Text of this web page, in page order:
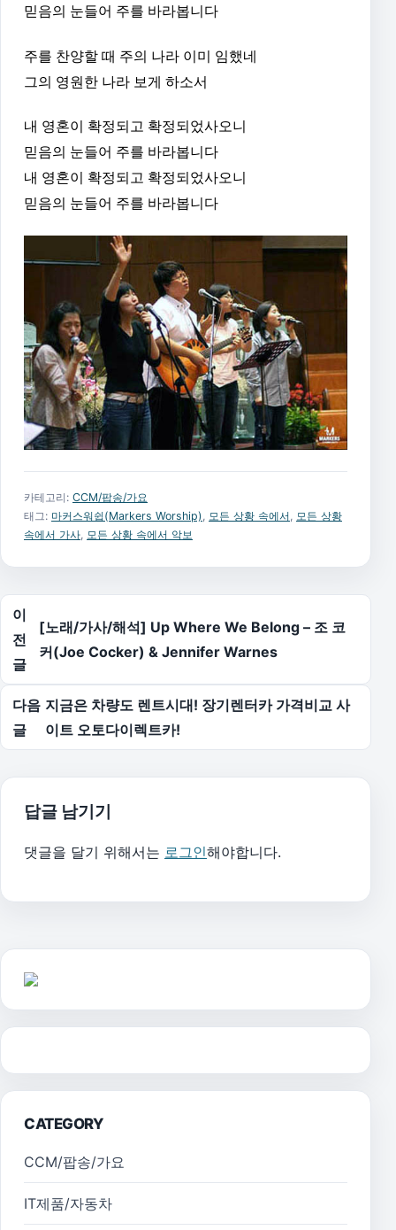
믿음의 눈들어 주를 바라봅니다
주를 찬양할 때 주의 나라 이미 임했네
그의 영원한 나라 보게 하소서
내 영혼이 확정되고 확정되었사오니
믿음의 눈들어 주를 바라봅니다
내 영혼이 확정되고 확정되었사오니
믿음의 눈들어 주를 바라봅니다
카테고리: CCM/팝송/가요
태그: 마커스워쉽(Markers Worship), 모든 상황 속에서, 모든 상황
속에서 가사, 모든 상황 속에서 악보
글 탐색
이
전
글
[노래/가사/해석] Up Where We Belong – 조 코
커(Joe Cocker) & Jennifer Warnes
다음
글
지금은 차량도 렌트시대! 장기렌터카 가격비교 사
이트 오토다이렉트카!
답글 남기기
댓글을 달기 위해서는 로그인해야합니다.
CATEGORY
CCM/팝송/가요
IT제품/자동차